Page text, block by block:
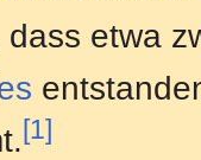
etwa
[1]